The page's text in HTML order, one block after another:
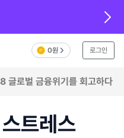
0원 로그인
글로벌 금융위기를 회고하다
트레스